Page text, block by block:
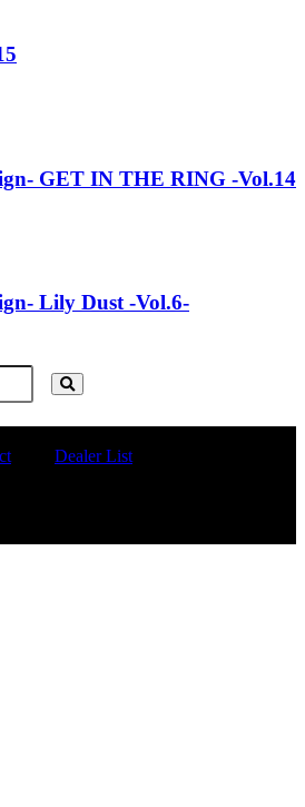
GET IN THE RING -Vol.14
Lily Dust -Vol.6-
Dealer List